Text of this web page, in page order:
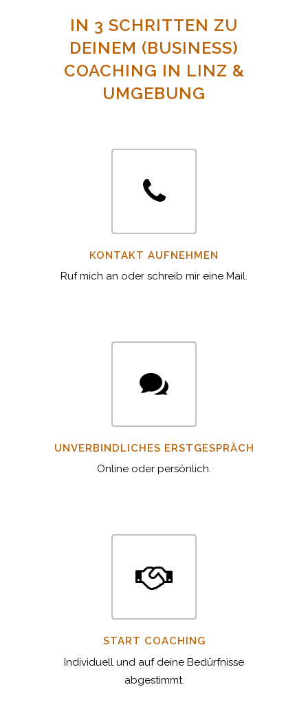
IN 3 SCHRITTEN ZU
DEINEM (BUSINESS)
COACHING IN LINZ &
UMGEBUNG
KONTAKT AUFNEHMEN
Ruf mich an oder schreib mir eine Mail.
UNVERBINDLICHES ERSTGESPRÄCH
Online oder persönlich.
START COACHING
Individuell und auf deine Bedürfnisse
abgestimmt.